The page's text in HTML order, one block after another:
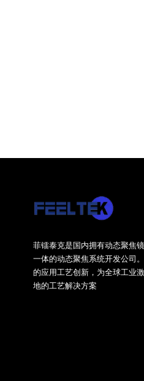
菲镭泰克是国内拥有动态聚焦
一体的动态聚焦系统开发公司
的应用工艺创新，为全球工业
地的工艺解决方案